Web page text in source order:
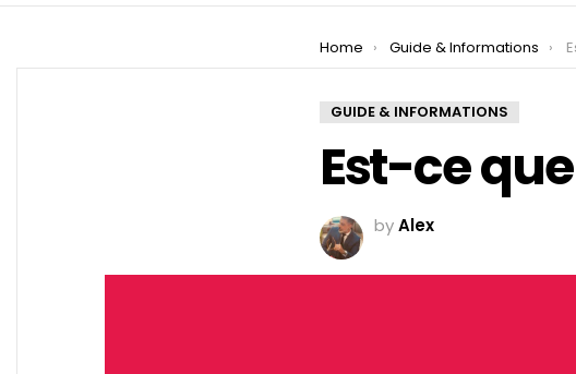
You are here:
Home Guide & Informations
GUIDE & INFORMATIONS
Est-ce
byAlex